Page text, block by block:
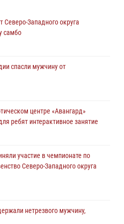
ОБЛАСТИ ЗАДЕРЖАНО 23
несовершеннолетнего
Западного округа
мужчину, подозреваемого в
Северо-Западного округа
самбо
спасли мужчину от
центре «Авангард»
ребят интерактивное занятие
участие в чемпионате по
Северо-Западного округа
нетрезвого мужчину,